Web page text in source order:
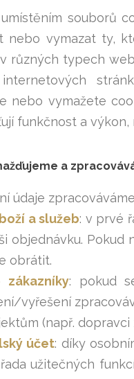
souborů
nebo vymazat ty,
různých typech
nebo vymažete
funkčnost a
a
údaje
a služeb: v prvé
objednávku. Pokud
obrátit.
zákazníky: pokud
vyřešení
(např. dopravci
účet: díky
užitečných